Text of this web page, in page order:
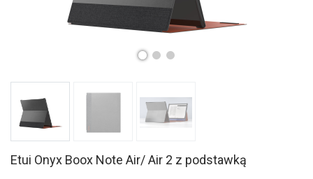
Etui Onyx Boox Note Air/ Air 2 z podstawką